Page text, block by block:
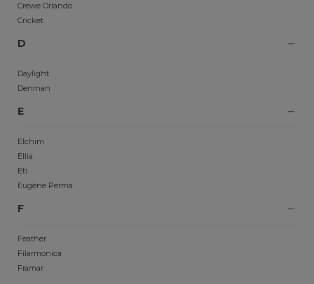
Crewe Orlando
Cricket
D
Daylight
Denman
E
Elchim
Ellia
Eti
Eugène Perma
F
Feather
Filarmonica
Framar